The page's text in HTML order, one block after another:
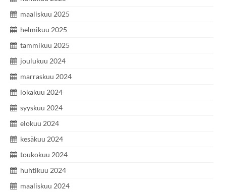
maaliskuu 2025
helmikuu 2025
tammikuu 2025
joulukuu 2024
marraskuu 2024
lokakuu 2024
syyskuu 2024
elokuu 2024
kesäkuu 2024
toukokuu 2024
huhtikuu 2024
maaliskuu 2024